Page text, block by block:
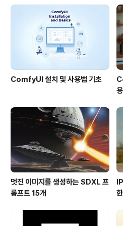
500명을 기준으로 한다고 했는데, 네덜란드
택지구는 1만명이 넘는 경우도 있습니다. 이
공개한 자료가 얼마나 대단한지 다시 한번 느
ComfyUI 설치 및 사용법 기초
멋진 이미지를 생성하는 SDXL 프
롬프트 15개